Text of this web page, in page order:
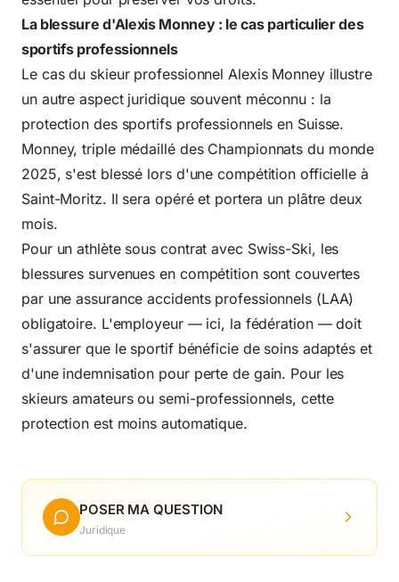
La blessure d'Alexis Monney : le cas particulier des
sportifs professionnels
Le cas du skieur professionnel Alexis Monney illustre
un autre aspect juridique souvent méconnu : la
protection des sportifs professionnels en Suisse.
Monney, triple médaillé des Championnats du monde
2025, s'est blessé lors d'une compétition officielle à
Saint-Moritz. Il sera opéré et portera un plâtre deux
mois.
Pour un athlète sous contrat avec Swiss-Ski, les
blessures survenues en compétition sont couvertes
par une assurance accidents professionnels (LAA)
obligatoire. L'employeur — ici, la fédération — doit
s'assurer que le sportif bénéficie de soins adaptés et
d'une indemnisation pour perte de gain. Pour les
skieurs amateurs ou semi-professionnels, cette
protection est moins automatique.
POSER MA QUESTION
Juridique